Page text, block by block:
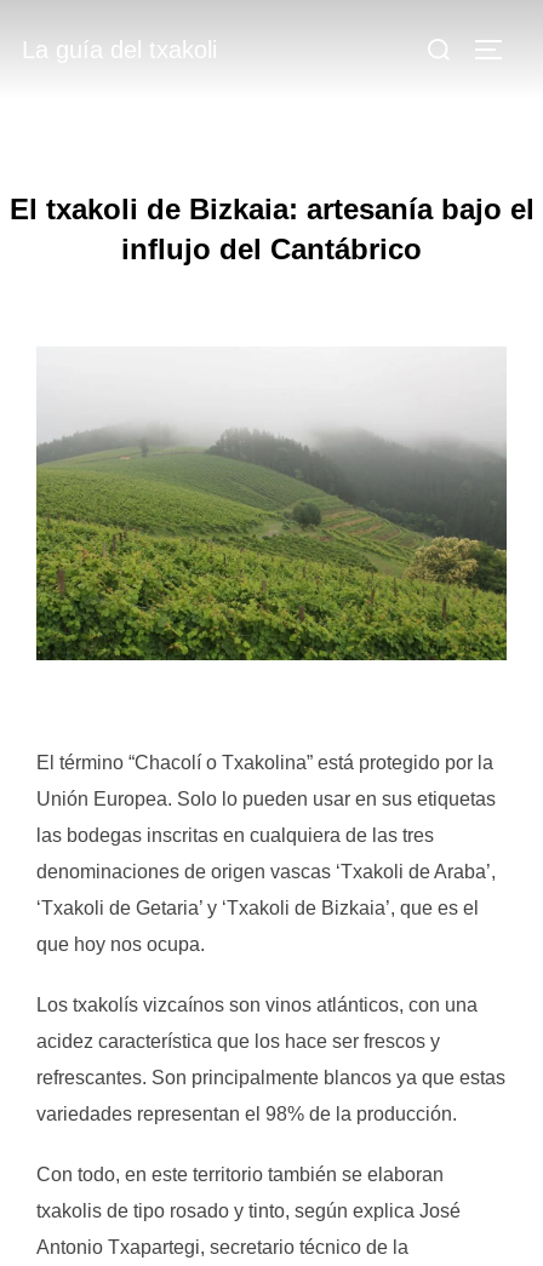
La guía del txakoli Buscar:
El txakoli de Bizkaia: artesanía bajo el
influjo del Cantábrico
El término “Chacolí o Txakolina” está protegido por la
Unión Europea. Solo lo pueden usar en sus etiquetas
las bodegas inscritas en cualquiera de las tres
denominaciones de origen vascas ‘Txakoli de Araba’,
‘Txakoli de Getaria’ y ‘Txakoli de Bizkaia’, que es el
que hoy nos ocupa.
Los txakolís vizcaínos son vinos atlánticos, con una
acidez característica que los hace ser frescos y
refrescantes. Son principalmente blancos ya que estas
variedades representan el 98% de la producción.
Con todo, en este territorio también se elaboran
txakolis de tipo rosado y tinto, según explica José
Antonio Txapartegi, secretario técnico de la